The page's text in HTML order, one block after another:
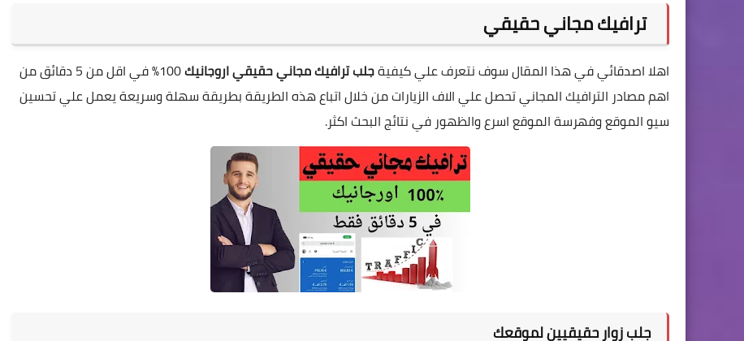
ترافيك مجاني حقيقي
اهلا اصدقائي في هذا المقال سوف نتعرف علي كيفيةجلب ترافيك مجاني حقيقي اروجانيك
100% في اقل من 5 دقائق من
اهم مصادر الترافيك المجاني تحصل علي الاف الزيارات من خلال اتباع هذه الطريقة بطريقة سهلة وسريعة يعمل علي تحسين
سيو الموقع وفهرسة الموقع اسرع والظهور في نتائج البحث اكثر.
جلب زوار حقيقيين لموقعك